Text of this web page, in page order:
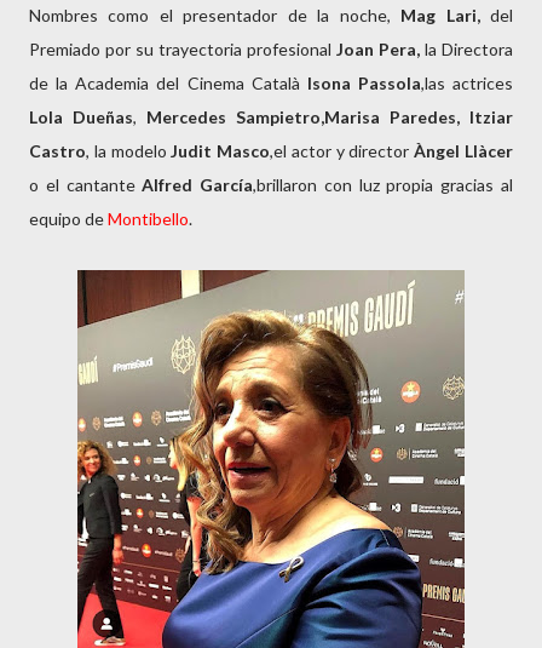
Nombres como el presentador de la noche, Mag Lari,del
Premiado por su trayectoria profesional Joan Pera, la Directora
de la Academia del Cinema Català Isona Passola,las actrices
Lola Dueñas, Mercedes Sampietro,Marisa Paredes, Itziar
Castro, la modeloJudit Masco,el actor y directorÀngel Llàcer
o el cantanteAlfred García,brillaron con luz propia gracias al
equipo deMontibello.